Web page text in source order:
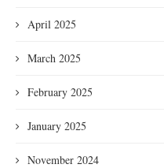
April 2025
March 2025
February 2025
January 2025
November 2024